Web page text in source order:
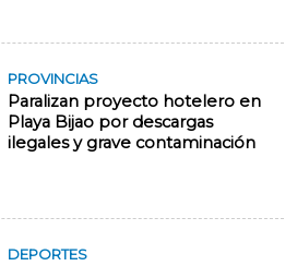
PROVINCIAS
Paralizan proyecto hotelero en
Playa Bijao por descargas
ilegales y grave contaminación
DEPORTES